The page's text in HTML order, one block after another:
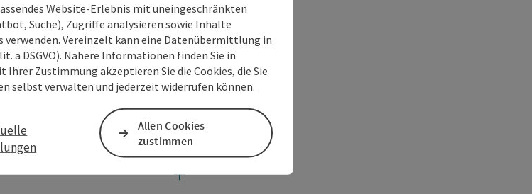
Website-Erlebnis mit uneingeschränkten
Suche), Zugriffe analysieren sowie Inhalte
verwenden. Vereinzelt kann eine Datenübermittlung in
a DSGVO). Nähere Informationen finden Sie in
Ihrer Zustimmung akzeptieren Sie die Cookies, die Sie
selbst verwalten und jederzeit widerrufen können.
Allen Cookies
zustimmen